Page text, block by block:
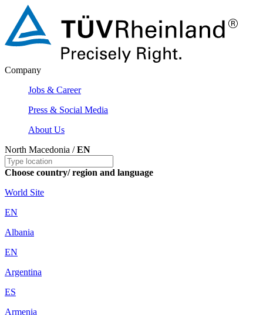
Company
Jobs & Career
Press & Social Media
About Us
North Macedonia /EN
Choose country/ region and language
World Site
EN
Albania
EN
Argentina
ES
Armenia